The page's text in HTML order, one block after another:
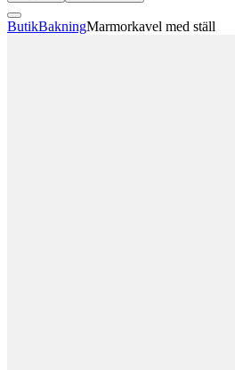
ButikBakningMarmorkavel med ställ